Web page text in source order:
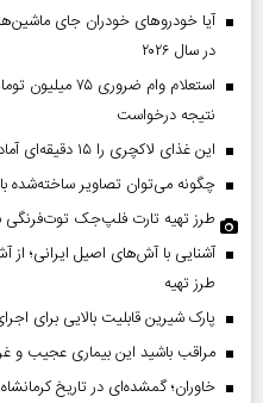
آیا خودروهای خودران جای
در سال ۲۰۲۶
استعلام وام
نتیجه درخواست
این غذای لاکچری را ۱۵ دقیقه‌ای آماده کنید
چگونه می‌توان تصاویر
طرز تهیه تارت فلپ‌جک توت‌فرنگی
آشنایی با آش‌های اصیل ایرانی؛
طرز تهیه
پارک شیرین قابلیت‌ بالایی برای
مراقب باشید این بیماری عجیب و
خاوران؛ گمشده‌ای در تاریخ کرمانشاه